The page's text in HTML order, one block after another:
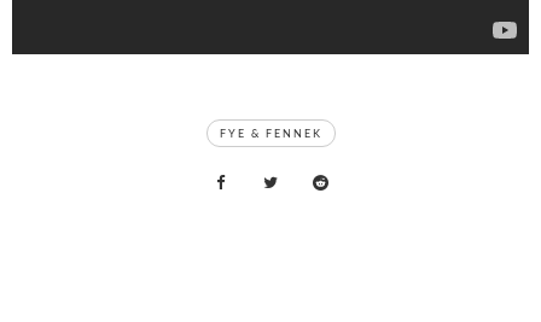
FYE & FENNEK